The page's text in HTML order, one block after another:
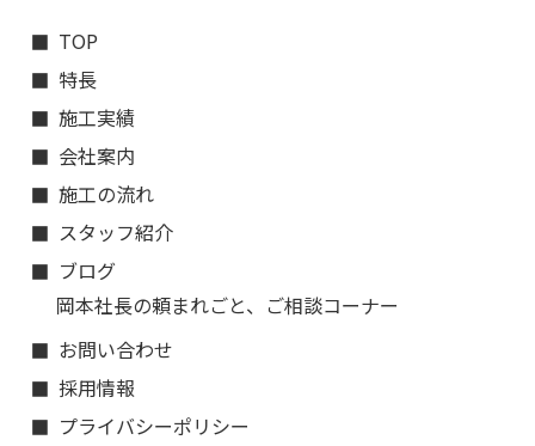
TOP
特長
施工実績
会社案内
施工の流れ
スタッフ紹介
ブログ
岡本社長の頼まれごと、ご相談コーナー
お問い合わせ
採用情報
プライバシーポリシー